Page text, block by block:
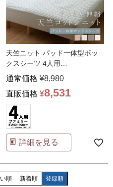
天竺ニット パッド一体型ボッ
クスシーツ 4人用
240×200×25cm
通常価格 ¥8,980
直販価格 ¥8,531
詳細を見る
順 新着順 登録順